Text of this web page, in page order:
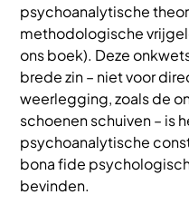
psychoanalytische
methodologische
ons boek). Deze
brede zin – niet voor
weerlegging, zoals de
schoenen schuiven – is
psychoanalytische
bona fide
bevinden.